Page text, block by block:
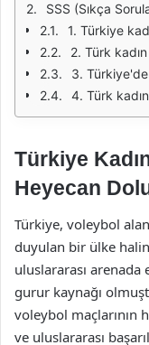
SSS (Sıkça
1. Türkiye
2. Türk kadın
3. Türkiye'de
4. Türk kadın
Türkiye
Heyecan
Türkiye, voleybol
duyulan bir ülke
uluslararası
gurur kaynağı
voleybol maçlarının
ve uluslararası